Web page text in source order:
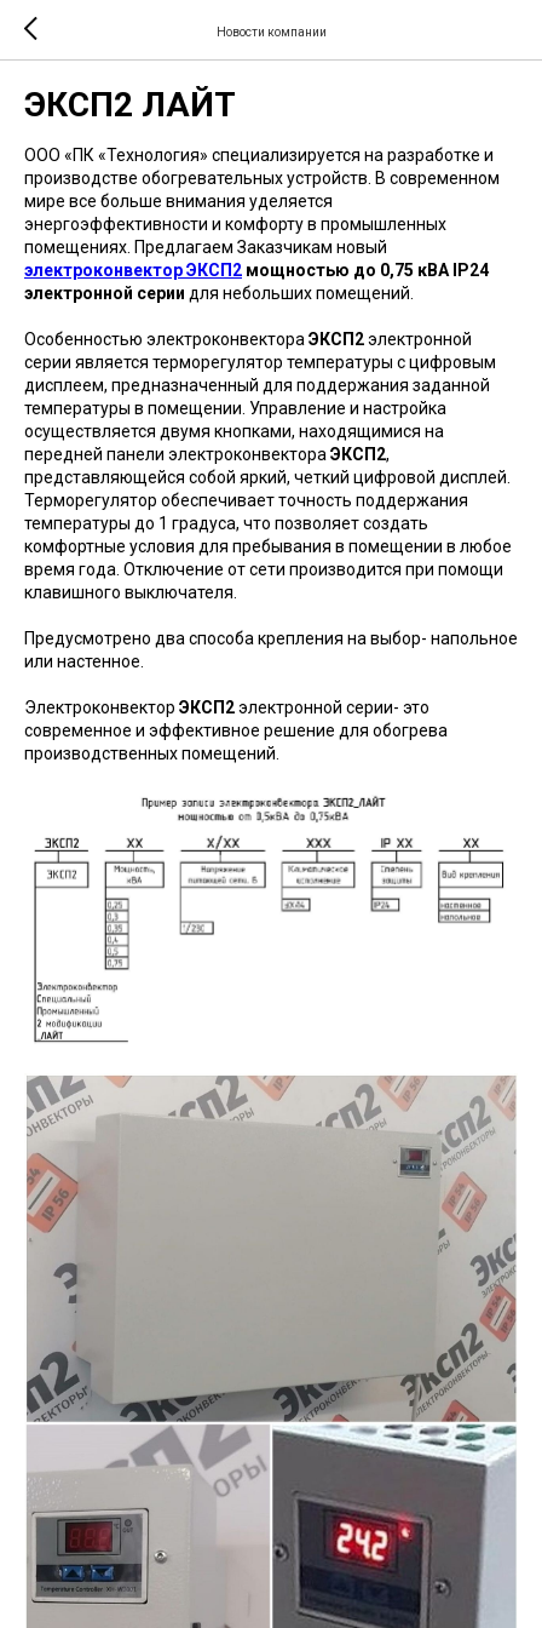
Новости компании
ЭКСП2 ЛАЙТ
ООО «ПК «Технология» специализируется на разработке и
производстве обогревательных устройств. В современном
мире все больше внимания уделяется
энергоэффективности и комфорту в промышленных
помещениях. Предлагаем Заказчикам новый
электроконвектор ЭКСП2 мощностью до 0,75 кВА IP24
электронной серии для небольших помещений.
Особенностью электроконвектора ЭКСП2электронной
серии является терморегулятор температуры с цифровым
дисплеем, предназначенный для поддержания заданной
температуры в помещении. Управление и настройка
осуществляется двумя кнопками, находящимися на
передней панели электроконвектора ЭКСП2,
представляющейся собой яркий, четкий цифровой дисплей.
Терморегулятор обеспечивает точность поддержания
температуры до 1 градуса, что позволяет создать
комфортные условия для пребывания в помещении в любое
время года. Отключение от сети производится при помощи
клавишного выключателя.
Предусмотрено два способа крепления на выбор- напольное
или настенное.
Электроконвектор ЭКСП2электронной серии- это
современное и эффективное решение для обогрева
производственных помещений.